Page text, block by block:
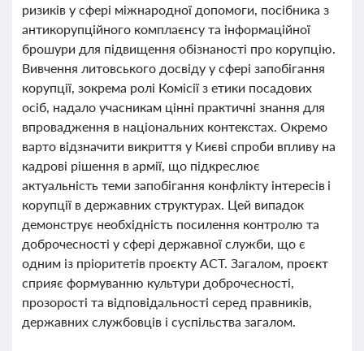
ризиків у сфері міжнародної допомоги, посібника з
антикорупційного комплаєнсу та інформаційної
брошури для підвищення обізнаності про корупцію.
Вивчення литовського досвіду у сфері запобігання
корупції, зокрема ролі Комісії з етики посадових
осіб, надало учасникам цінні практичні знання для
впровадження в національних контекстах. Окремо
варто відзначити викриття у Києві спроби впливу на
кадрові рішення в армії, що підкреслює
актуальність теми запобігання конфлікту інтересів і
корупції в державних структурах. Цей випадок
демонструє необхідність посилення контролю та
доброчесності у сфері державної служби, що є
одним із пріоритетів проєкту ACT. Загалом, проєкт
сприяє формуванню культури доброчесності,
прозорості та відповідальності серед правників,
державних службовців і суспільства загалом.